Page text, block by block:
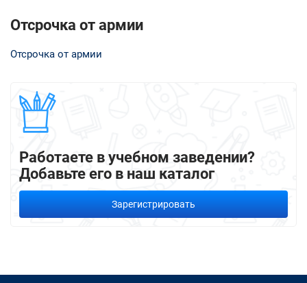
Отсрочка от армии
Отсрочка от армии
Работаете в учебном заведении?
Добавьте его в наш каталог
Зарегистрировать